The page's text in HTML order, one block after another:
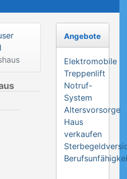
Angebote
Elektromobile
Treppenlift
Notruf-
System
Altersvorsorge
Haus
verkaufen